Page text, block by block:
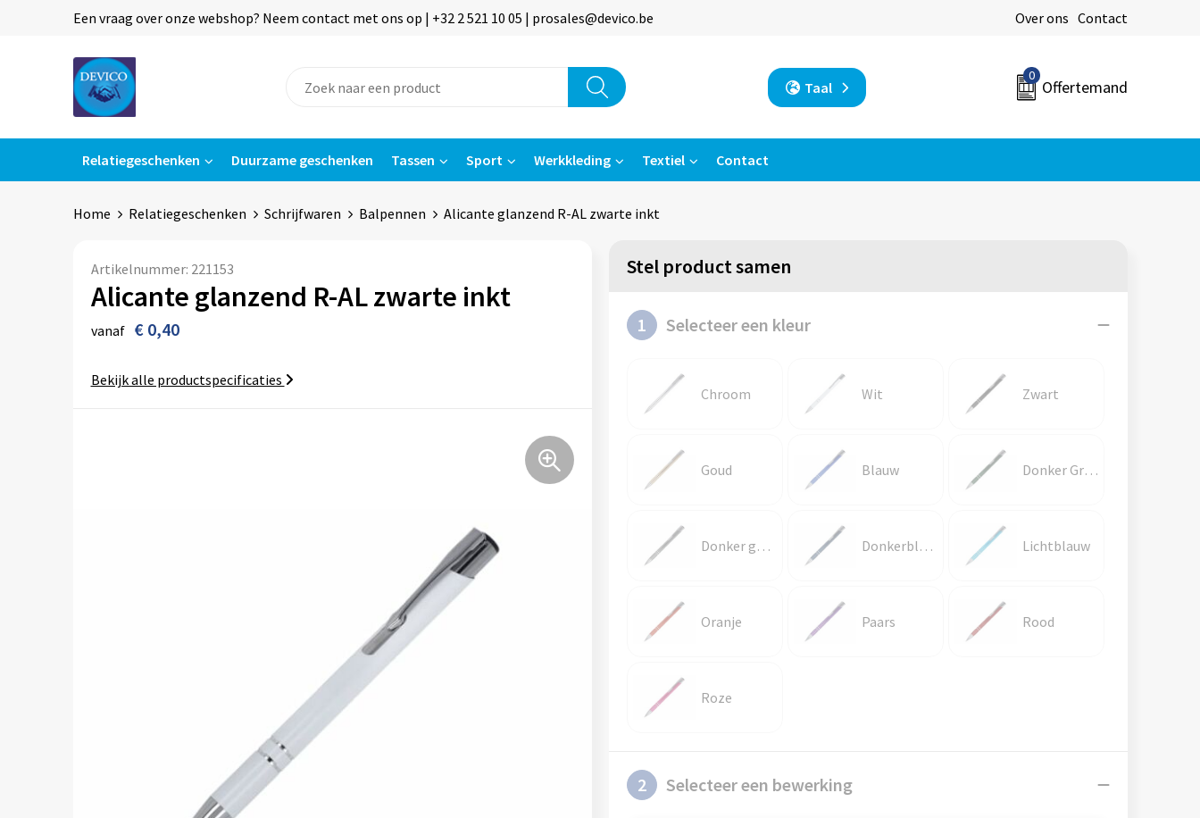
Een vraag over onze webshop? Neem contact met ons op | +32 2 521 10 05 | prosales@devico.be Over ons Contact
Taal
0
Offertemand
Relatiegeschenken Duurzame geschenken Tassen Sport Werkkleding Textiel Contact
Home Relatiegeschenken Schrijfwaren Balpennen Alicante glanzend R-AL zwarte inkt
Artikelnummer: 221153
Alicante glanzend R-AL zwarte inkt
vanaf € 0,40
Bekijk alle productspecificaties
Stel product samen
1 Selecteer een kleur
Chroom Wit Zwart
Goud Blauw Donker Groen
Donker gun metal Donkerblauw Lichtblauw
Oranje Paars Rood
Roze
2 Selecteer een bewerking